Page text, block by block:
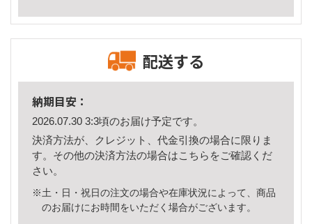
配送する
納期目安：
2026.07.30 3:3頃のお届け予定です。
決済方法が、クレジット、代金引換の場合に限りま
す。その他の決済方法の場合はこちら をご確認くだ
さい。
※土・日・祝日の注文の場合や在庫状況によって、商品
のお届けにお時間をいただく場合がございます。